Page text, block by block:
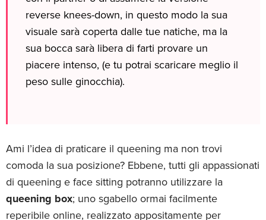
reverse knees-down, in questo modo la sua
visuale sarà coperta dalle tue natiche, ma la
sua bocca sarà libera di farti provare un
piacere intenso, (e tu potrai scaricare meglio il
peso sulle ginocchia).
Ami l’idea di praticare il queening ma non trovi
comoda la sua posizione? Ebbene, tutti gli appassionati
di queening e face sitting potranno utilizzare la
queening box; uno sgabello ormai facilmente
reperibile online, realizzato appositamente per